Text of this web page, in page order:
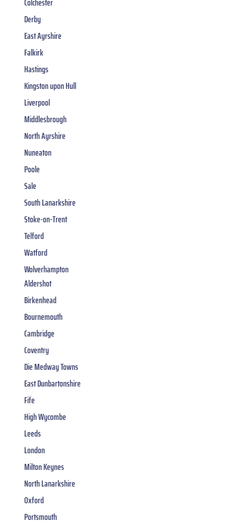
Derby
East Ayrshire
Falkirk
Hastings
Kingston upon Hull
Liverpool
Middlesbrough
North Ayrshire
Nuneaton
Poole
Sale
South Lanarkshire
Stoke-on-Trent
Telford
Watford
Wolverhampton
Aldershot
Birkenhead
Bournemouth
Cambridge
Coventry
Die Medway Towns
East Dunbartonshire
Fife
High Wycombe
Leeds
London
Milton Keynes
North Lanarkshire
Oxford
Portsmouth